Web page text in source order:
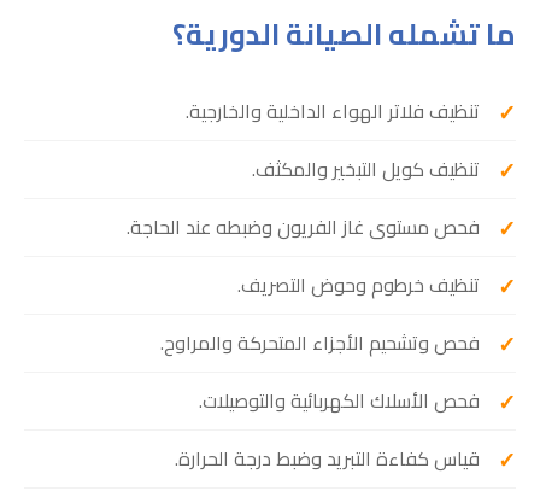
ما تشمله الصيانة الدورية؟
تنظيف فلاتر الهواء الداخلية والخارجية.
تنظيف كويل التبخير والمكثف.
فحص مستوى غاز الفريون وضبطه عند الحاجة.
تنظيف خرطوم وحوض التصريف.
فحص وتشحيم الأجزاء المتحركة والمراوح.
فحص الأسلاك الكهربائية والتوصيلات.
قياس كفاءة التبريد وضبط درجة الحرارة.